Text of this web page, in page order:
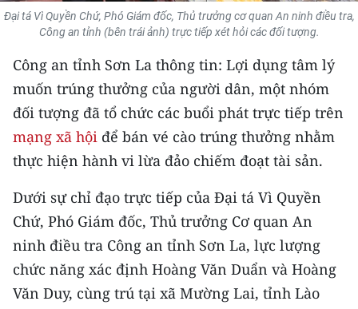
BẠN ĐỌC
KIỂM CHỨNG THÔNG TIN
TRI THỨC CHUYÊN SÂU
54 DÂN TỘC VIỆT NAM
CHƯƠNG TRÌNH OCOP - MỖI XÃ
MỘT SẢN PHẨM
RADIO
MEDIA CENTER
Đại tá Vì Quyền Chứ, Phó Giám đốc, Thủ trưởng cơ quan An ninh điều tra,
Công an tỉnh (bên trái ảnh) trực tiếp xét hỏi các đối tượng.
Công an tỉnh Sơn La thông tin: Lợi dụng tâm lý
muốn trúng thưởng của người dân, một nhóm
đối tượng đã tổ chức các buổi phát trực tiếp trên
mạng xã hội để bán vé cào trúng thưởng nhằm
thực hiện hành vi lừa đảo chiếm đoạt tài sản.
Dưới sự chỉ đạo trực tiếp của Đại tá Vì Quyền
Chứ, Phó Giám đốc, Thủ trưởng Cơ quan An
ninh điều tra Công an tỉnh Sơn La, lực lượng
chức năng xác định Hoàng Văn Duẩn và Hoàng
Văn Duy, cùng trú tại xã Mường Lai, tỉnh Lào